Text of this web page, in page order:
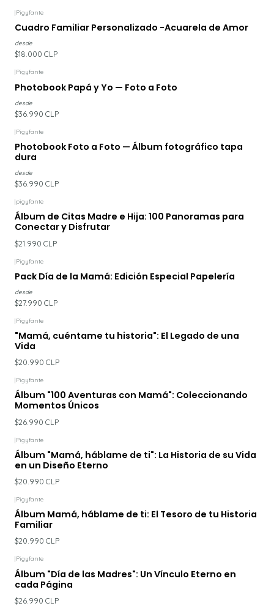
|Pigyfante
Cuadro Familiar Personalizado -Acuarela de Amor
desde
$18.000 CLP
|Pigyfante
Photobook Papá y Yo — Foto a Foto
desde
$36.990 CLP
|Pigyfante
Photobook Foto a Foto — Álbum fotográfico tapa
dura
desde
$36.990 CLP
|pigyfante
Álbum de Citas Madre e Hija: 100 Panoramas para
Conectar y Disfrutar
$21.990 CLP
|Pigyfante
Pack Día de la Mamá: Edición Especial Papelería
desde
$27.990 CLP
|Pigyfante
"Mamá, cuéntame tu historia": El Legado de una
Vida
$20.990 CLP
|Pigyfante
Álbum "100 Aventuras con Mamá": Coleccionando
Momentos Únicos
$26.990 CLP
|Pigyfante
Álbum "Mamá, háblame de ti": La Historia de su Vida
en un Diseño Eterno
$20.990 CLP
|Pigyfante
Álbum Mamá, háblame de ti: El Tesoro de tu Historia
Familiar
$20.990 CLP
|Pigyfante
Álbum "Día de las Madres": Un Vínculo Eterno en
cada Página
$26.990 CLP